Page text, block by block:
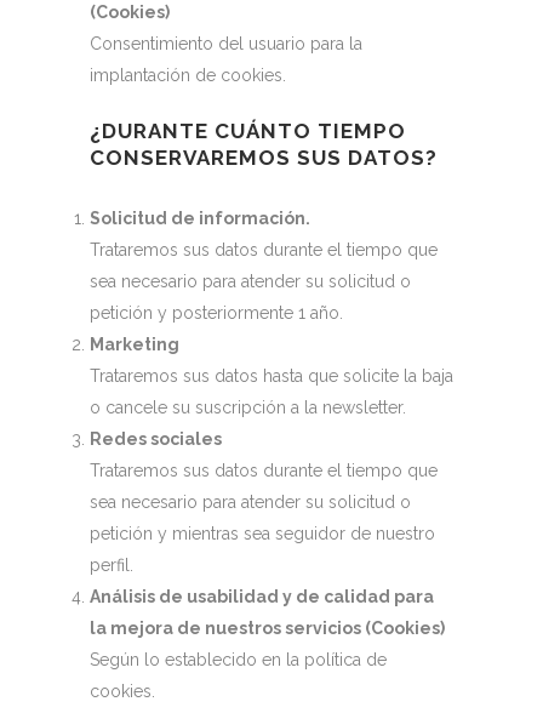
(Cookies)
Consentimiento del usuario para la
implantación de cookies.
¿DURANTE CUÁNTO TIEMPO
CONSERVAREMOS SUS DATOS?
Solicitud de información.
Trataremos sus datos durante el tiempo que
sea necesario para atender su solicitud o
petición y posteriormente 1 año.
Marketing
Trataremos sus datos hasta que solicite la baja
o cancele su suscripción a la newsletter.
Redes sociales
Trataremos sus datos durante el tiempo que
sea necesario para atender su solicitud o
petición y mientras sea seguidor de nuestro
perfil.
Análisis de usabilidad y de calidad para
la mejora de nuestros servicios (Cookies)
Según lo establecido en la política de
cookies.